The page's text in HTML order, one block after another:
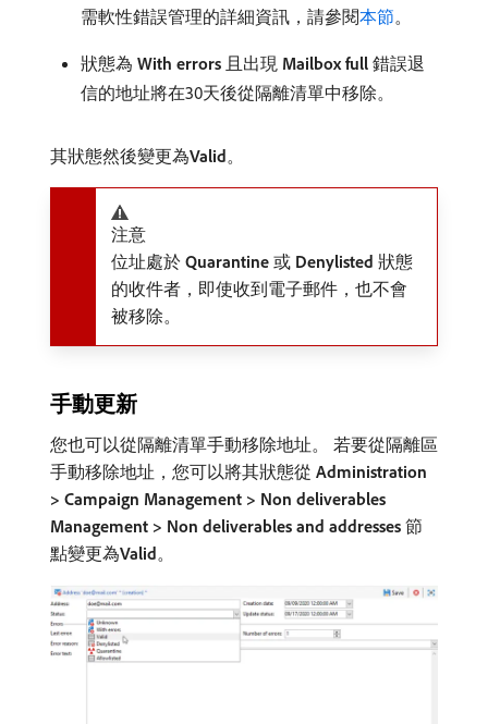
需軟性錯誤管理的詳細資訊，請參閱本節。
狀態為​ With errors ​且出現​ Mailbox full ​錯誤退
信的地址將在30天後從隔離清單中移除。
其狀態然後變更為​Valid。
注意
位址處於​ Quarantine ​或​ Denylisted ​狀態
的收件者，即使收到電子郵件，也不會
被移除。
手動更新
您也可以從隔離清單手動移除地址。 若要從隔離區
手動移除地址，您可以將其狀態從​ Administration
> Campaign Management > Non deliverables
Management > Non deliverables and addresses ​節
點變更為​Valid。